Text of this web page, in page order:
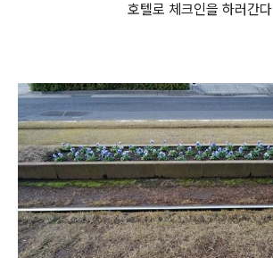
호텔로 체크인을 하러간다